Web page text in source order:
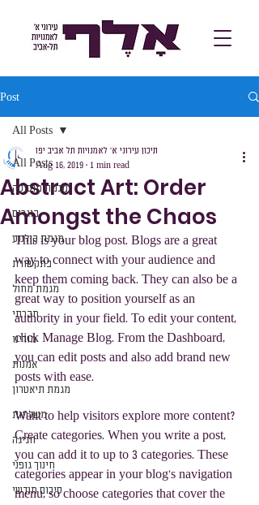
Post
All Posts
מגמת מוסיקה
בוגרים
מגמת קולנוע
בתקשורת
מגמת מחול
חברתי
מורינו
אמנות
מגמת תיאטרון
משלחות
חגיגה
חינוך גופני
סיכום חודשי
All Posts
Abstract Art: Order
Amongst the Chaos
תיכון עירוני א׳ לאמנויות תל אביב יפו
Aug 16, 2019
1 min read
This is your blog post. Blogs are a great
way to connect with your audience and
keep them coming back. They can also be a
great way to position yourself as an
authority in your field. To edit your content,
click Manage Blog. From the Dashboard,
you can edit posts and also add brand new
posts with ease.
Want to help visitors explore more content?
Create categories. When you write a post,
you can add it to up to 3 categories. These
categories appear in your blog’s navigation
menu, so choose categories that cover the